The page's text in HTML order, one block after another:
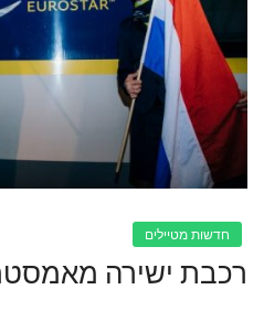
חדשות מטיילים
רכבת ישירה